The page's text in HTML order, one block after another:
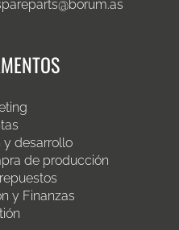
y desarrollo
de producción
y Finanzas